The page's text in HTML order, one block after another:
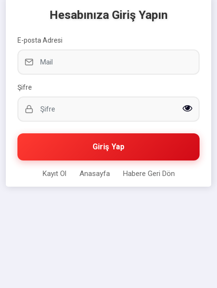
Hesabınıza Giriş Yapın
E-posta Adresi
Şifre
Giriş Yap
Kayıt Ol Anasayfa Habere Geri Dön